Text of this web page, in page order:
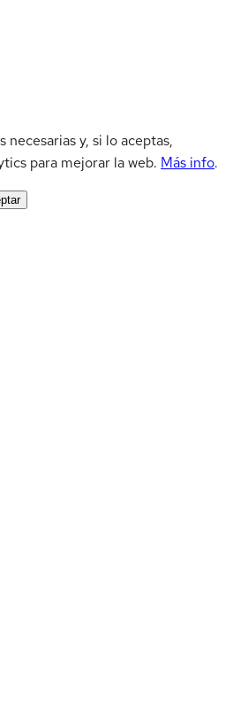
necesarias y, si lo aceptas,
para mejorar la web. Más info.